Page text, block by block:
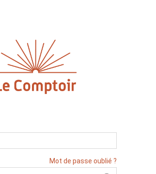
Mot de passe oublié ?